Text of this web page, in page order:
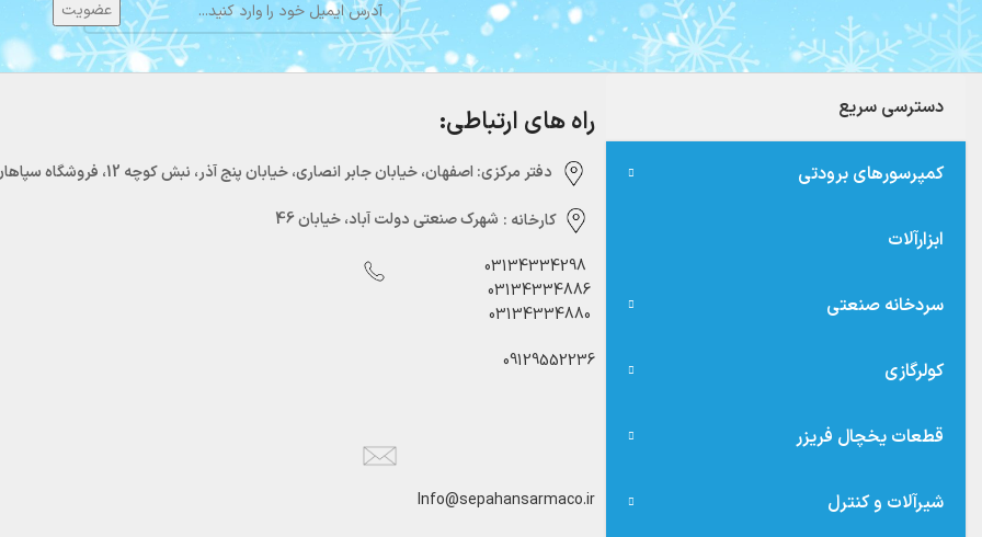
دسترسی سریع
کمپرسورهای برودتی
ابزارآلات
سردخانه صنعتی
کولرگازی
قطعات یخچال فریزر
شیرآلات و کنترل
راه های ارتباطی:
دفتر مرکزی:‌ اصفهان، خیابان جابر انصاری، خیابان پنج آذر، نبش کوچه 12، فروشگاه سپاهان سرما
کارخانه : شهرک صنعتی دولت آباد، خیابان 46
03134334298
03134334886
03134334880
09129552236
Info@sepahansarmaco.ir